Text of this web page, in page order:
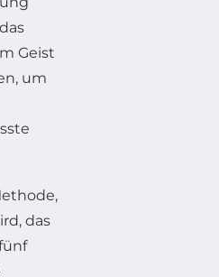
Geist
um
das